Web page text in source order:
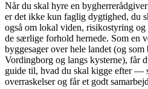
Når du skal hyre en
er det ikke kun faglig dygtighed, du
også om lokal viden, risikostyring
de særlige forhold hernede. Som en
byggesager over hele landet (og
Vordingborg og langs kysterne), får
guide til, hvad du skal kigge efter —
overraskelser og får et godt